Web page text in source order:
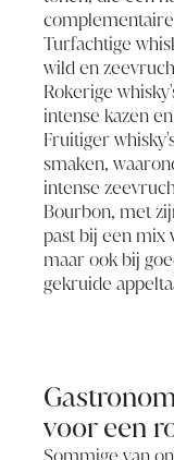
Turfachtige
wild en
Rokerige
intense kazen
Fruitiger
smaken,
intense
Bourbon, met
past bij een mix
maar ook bij
gekruide
voor een